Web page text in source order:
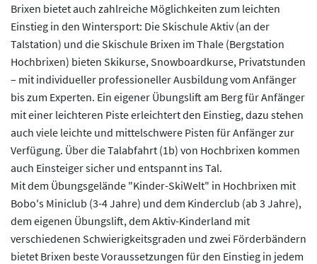
Brixen bietet auch zahlreiche Möglichkeiten zum leichten
Einstieg in den Wintersport: Die Skischule Aktiv (an der
Talstation) und die Skischule Brixen im Thale (Bergstation
Hochbrixen) bieten Skikurse, Snowboardkurse, Privatstunden
– mit individueller professioneller Ausbildung vom Anfänger
bis zum Experten. Ein eigener Übungslift am Berg für Anfänger
mit einer leichteren Piste erleichtert den Einstieg, dazu stehen
auch viele leichte und mittelschwere Pisten für Anfänger zur
Verfügung. Über die Talabfahrt (1b) von Hochbrixen kommen
auch Einsteiger sicher und entspannt ins Tal.
Mit dem Übungsgelände "Kinder-SkiWelt" in Hochbrixen mit
Bobo's Miniclub (3-4 Jahre) und dem Kinderclub (ab 3 Jahre),
dem eigenen Übungslift, dem Aktiv-Kinderland mit
verschiedenen Schwierigkeitsgraden und zwei Förderbändern
bietet Brixen beste Voraussetzungen für den Einstieg in jedem